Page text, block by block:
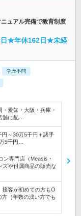
ュアル完備で教育制度
日★年休162日★未経
学歴不問
愛知・大阪・兵庫・
舗に配…
円～30万5千円＋諸手
5千円…
ン専門店（Measis・
ズや付属商品の販売な
接客が初めての方もO
（年数の浅い方でも